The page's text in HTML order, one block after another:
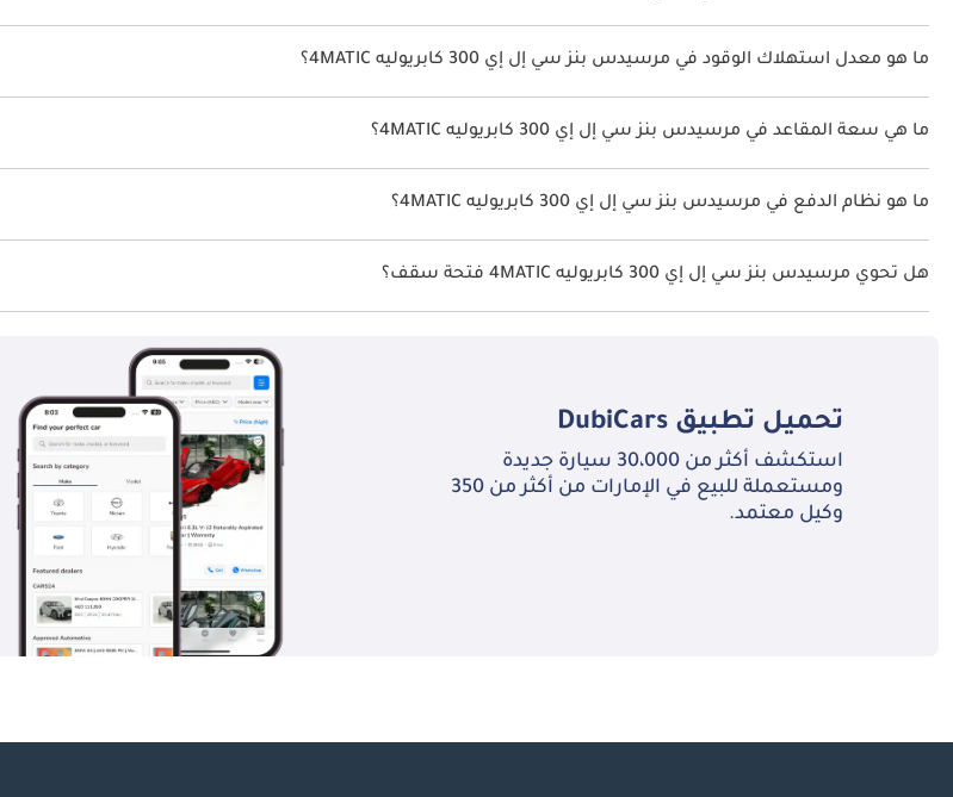
سعر مرسيدس بنز سي إل إي 300 كابريوليه 4MATIC هو درهم 378,900.
ما هو معدل استهلاك الوقود في مرسيدس بنز سي إل إي 300 كابريوليه 4MATIC؟
يبلغ معدل استهلاك الوقود المقترح من الشركة المصنعة لسيارة مرسيدس بنز سي إل إي 300 كابريوليه 2026 من 10كم/ليتر.
ما هي سعة المقاعد في مرسيدس بنز سي إل إي 300 كابريوليه 4MATIC؟
تتسع مرسيدس بنز سي إل إي 300 كابريوليه 4MATIC لأ 4 أشخاص.
ما هو نظام الدفع في مرسيدس بنز سي إل إي 300 كابريوليه 4MATIC؟
نظام الدفع في مرسيدس بنز سي إل إي 300 كابريوليه All Wheel Drive 4MATIC.
هل تحوي مرسيدس بنز سي إل إي 300 كابريوليه 4MATIC فتحة سقف؟
نعم توفر مرسيدس بنز سي إل إي 300 كابريوليه 4MATIC فتحة السقف كخيار.
تحميل تطبيق DubiCars
استكشف أكثر من 30،000 سيارة جديدة
ومستعملة للبيع في الإمارات من أكثر من 350
وكيل معتمد.